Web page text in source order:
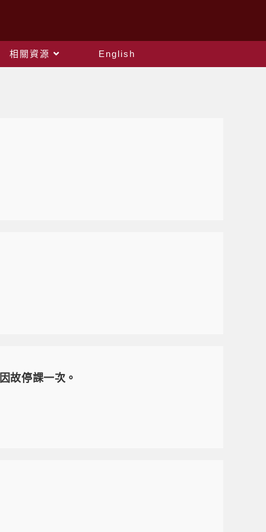
相關資源 English
故停課一次。